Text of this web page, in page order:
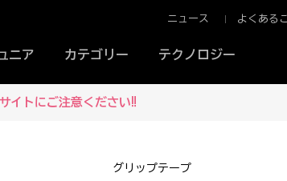
ニア カテゴリー テクノロジー
ニュース よくある
イトにご注意ください‼
グリップテープ